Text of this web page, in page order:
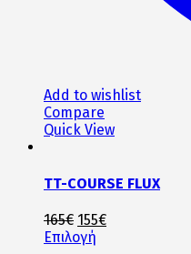
Add to wishlist
Compare
Quick View
TT-COURSE FLUX
165€ Original
price
155€Η
Επιλογή